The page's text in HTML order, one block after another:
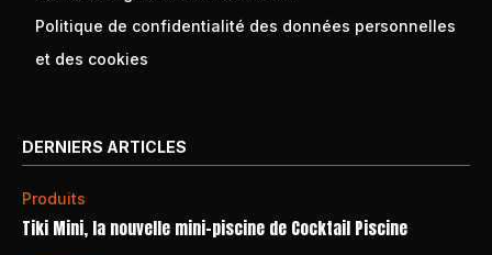
Politique de confidentialité des données personnelles
et des cookies
DERNIERS ARTICLES
Produits
Tiki Mini, la nouvelle mini-piscine de Cocktail Piscine